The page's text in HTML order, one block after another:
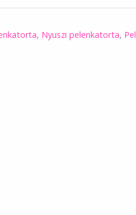
, Nyuszi pelenkatorta,